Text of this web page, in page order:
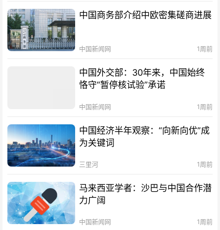
中国商务部介绍中欧密集磋商进展
中国新闻网 1周前
中国外交部：30年来，中国始终
恪守“暂停核试验”承诺
中国新闻网 1周前
中国经济半年观察：“向新向优”成
为关键词
三里河 1周前
马来西亚学者：沙巴与中国合作潜
力广阔
中国新闻网 1周前